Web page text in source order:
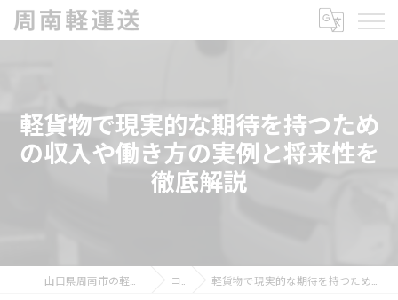
軽貨物で現実的な期待を持つため
の収入や働き方の実例と将来性を
徹底解説
コラム 軽貨物で現実的な期待を持つための収入や働き方の実例と将来性を徹底解説